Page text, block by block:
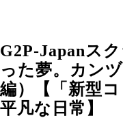
G2P-Japanス
った夢。カン
編）【「新型
平凡な日常】